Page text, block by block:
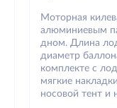
Моторная
алюминиевым
дном. Длина
диаметр
комплекте с
мягкие
носовой тент и